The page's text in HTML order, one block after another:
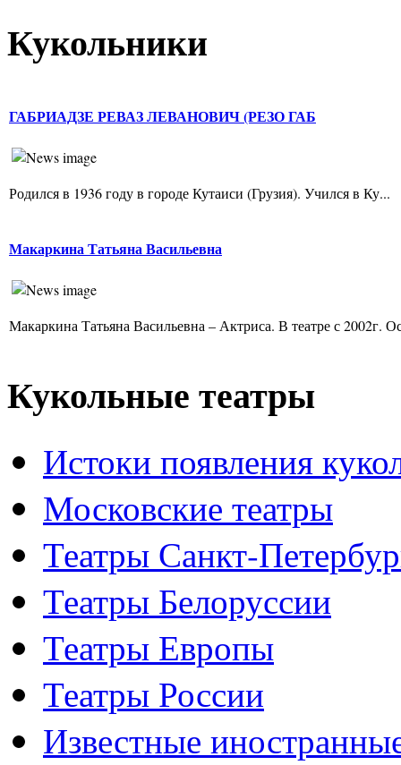
Кукольники
ГАБРИАДЗЕ РЕВАЗ ЛЕВАНОВИЧ (РЕЗО ГАБ
Родился в 1936 году в городе Кутаиси (Грузия). Учился в Ку...
Макаркина Татьяна Васильевна
Макаркина Татьяна Васильевна – Актриса. В театре с 2002г.
Кукольные театры
Истоки появления
Московские театры
Театры Санкт-
Театры Белоруссии
Театры Европы
Театры России
Известные